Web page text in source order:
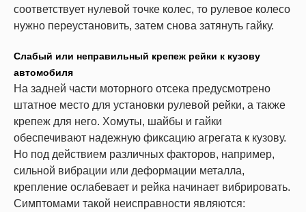
соответствует нулевой точке колес, то рулевое колесо
нужно переустановить, затем снова затянуть гайку.
Слабый или неправильный крепеж рейки к кузову
автомобиля
На задней части моторного отсека предусмотрено
штатное место для установки рулевой рейки, а также
крепеж для него. Хомуты, шайбы и гайки
обеспечивают надежную фиксацию агрегата к кузову.
Но под действием различных факторов, например,
сильной вибрации или деформации металла,
крепление ослабевает и рейка начинает вибрировать.
Симптомами такой неисправности являются: